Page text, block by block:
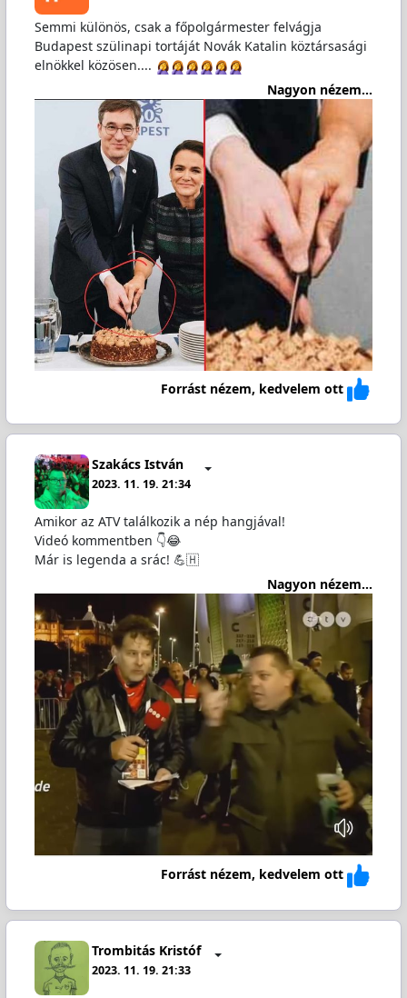
Semmi különös, csak a főpolgármester felvágja
Budapest szülinapi tortáját Novák Katalin köztársasági
elnökkel közösen....
Nagyon nézem...
Forrást nézem, kedvelem ott
Szakács István
2023. 11. 19. 21:34
Amikor az ATV találkozik a nép hangjával!
Videó kommentben 👇😂
Már is legenda a srác! 💪🇭
Nagyon nézem...
Forrást nézem, kedvelem ott
Trombitás Kristóf
2023. 11. 19. 21:33